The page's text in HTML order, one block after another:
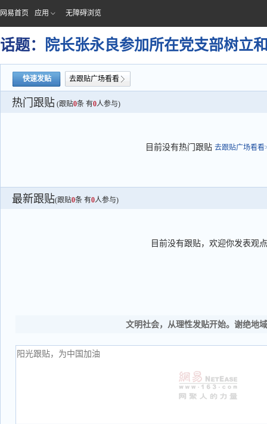
网易首页 应用 无障碍浏览
话题： 院长张永良参加所在党支部树立
快速发贴 去跟贴广场看看
热门跟贴 (跟贴0条 有0人参与)
目前没有热门跟贴 去跟贴广场看看
最新跟贴(跟贴0条 有0人参与)
目前没有跟贴，欢迎你发表观点
文明社会，从理性发贴开始。谢绝地